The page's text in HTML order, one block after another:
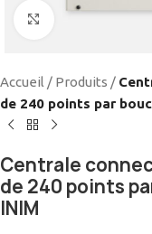
Accueil / Produits /
de 240 points par
Centrale
de 240 points
INIM